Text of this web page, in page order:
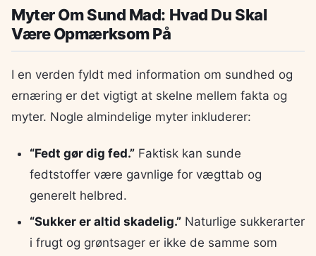
Myter Om Sund Mad: Hvad Du Skal
Være Opmærksom På
I en verden fyldt med information om sundhed og
ernæring er det vigtigt at skelne mellem fakta og
myter. Nogle almindelige myter inkluderer:
“Fedt gør dig fed.”Faktisk kan sunde
fedtstoffer være gavnlige for vægttab og
generelt helbred.
“Sukker er altid skadelig.”Naturlige sukkerarter
i frugt og grøntsager er ikke de samme som